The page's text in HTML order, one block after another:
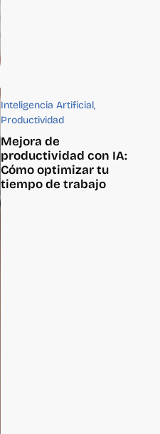
Inteligencia Artificial,
Productividad
Mejora de
productividad con IA:
Cómo optimizar tu
tiempo de trabajo